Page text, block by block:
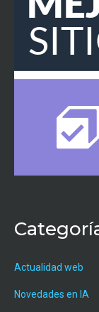
Actualidad web
Novedades en IA